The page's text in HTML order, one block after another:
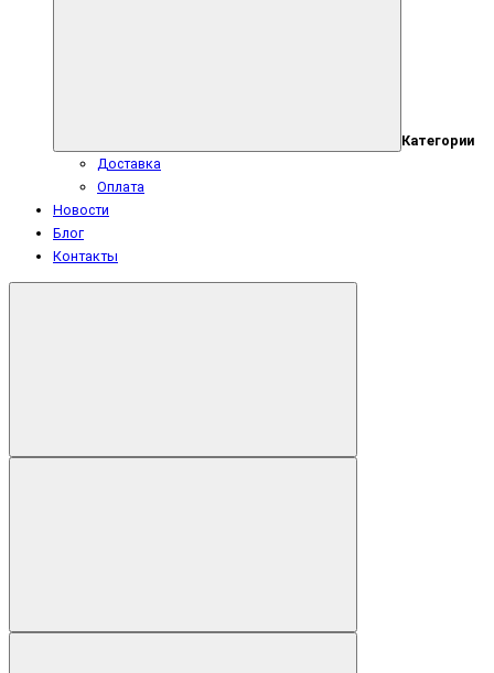
Категории
Доставка
Оплата
Новости
Блог
Контакты